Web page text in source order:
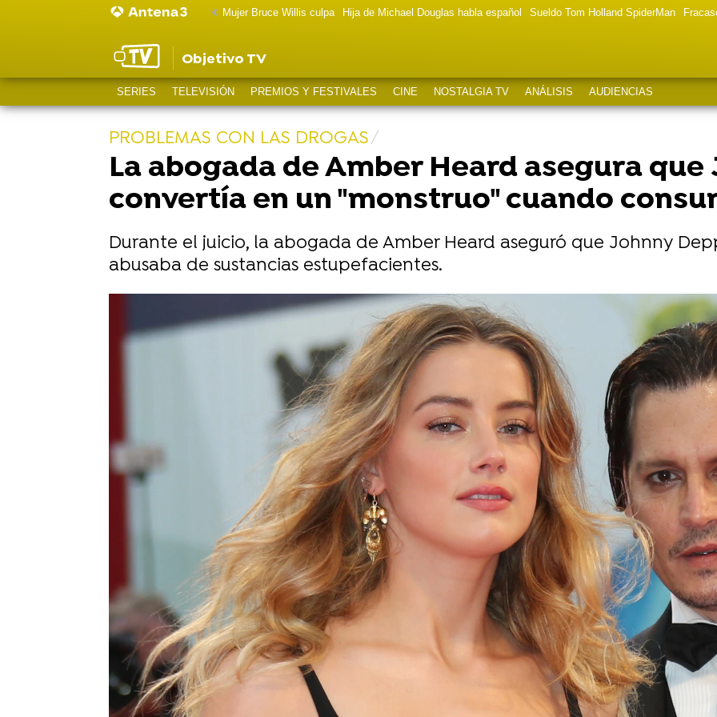
Mujer Bruce Willis culpa Hija de Michael Douglas habla español Sueldo Tom Holland SpiderMan
Objetivo TV
SERIES TELEVISIÓN PREMIOS Y FESTIVALES CINE NOSTALGIA TV ANÁLISIS AUDIENCIAS
PROBLEMAS CON LAS DROGAS
La abogada de Amber Heard asegura que
convertía en un "monstruo" cuando
Durante el juicio, la abogada de Amber Heard aseguró que Johnny
abusaba de sustancias estupefacientes.
Belén Parrilla
Madrid
Publicado:16 de abril de 2022, 15:45
WhatsappFacebook
X
Más información
Mads Mikkelsen se
sincera sobre
'Animales Fantásticos',
su Grindelwald y
El juicio que enfrenta a
Johnny Depp y Amber
Heard
por difamación está en pleno apogeo, y son
muchos los detalles que han salido a la luz de su
tormentosa relación.